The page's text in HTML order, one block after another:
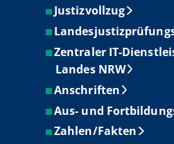
Justizvollzug
Zentraler IT-
Landes NRW
Anschriften
Aus- und
Zahlen/Fakten